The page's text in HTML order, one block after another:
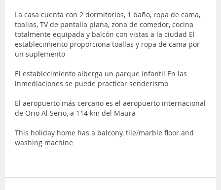
La casa cuenta con 2 dormitorios, 1 baño, ropa de cama,
toallas, TV de pantalla plana, zona de comedor, cocina
totalmente equipada y balcón con vistas a la ciudad El
establecimiento proporciona toallas y ropa de cama por
un suplemento
El establecimiento alberga un parque infantil En las
inmediaciones se puede practicar senderismo
El aeropuerto más cercano es el aeropuerto internacional
de Orio Al Serio, a 114 km del Maura
This holiday home has a balcony, tile/marble floor and
washing machine